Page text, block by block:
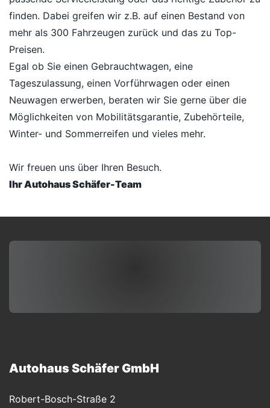
finden. Dabei greifen wir z.B. auf einen Bestand von
mehr als 300 Fahrzeugen zurück und das zu Top-
Preisen.
Egal ob Sie einen Gebrauchtwagen, eine
Tageszulassung, einen Vorführwagen oder einen
Neuwagen erwerben, beraten wir Sie gerne über die
Möglichkeiten von Mobilitätsgarantie, Zubehörteile,
Winter- und Sommerreifen und vieles mehr.
Wir freuen uns über Ihren Besuch.
Ihr Autohaus Schäfer-Team
Autohaus Schäfer GmbH
Robert-Bosch-Straße 2